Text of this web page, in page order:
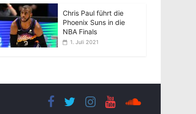
Chris Paul führt die
Phoenix Suns in die
NBA Finals
1. Juli 2021